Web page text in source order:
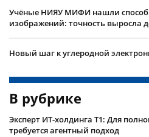
Учëные НИЯУ МИФИ нашли
изображений: точность выросла
Новый шаг к углеродной
В рубрике
Эксперт ИТ-холдинга Т1: Для
требуется агентный подход